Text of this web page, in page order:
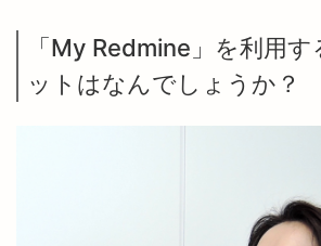
「My Redmine」を利用
ットはなんでしょうか？